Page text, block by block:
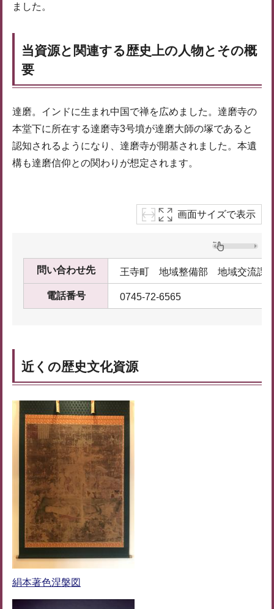
ました。
当資源と関連する歴史上の人物とその概
要
達磨。インドに生まれ中国で禅を広めました。達磨寺の
本堂下に所在する達磨寺3号墳が達磨大師の塚であると
認知されるようになり、達磨寺が開基されました。本遺
構も達磨信仰との関わりが想定されます。
画面サイズで表示
問い合わせ先 王寺町 地域整備部 地域交流課
電話番号 0745-72-6565
近くの歴史文化資源
絹本著色涅槃図